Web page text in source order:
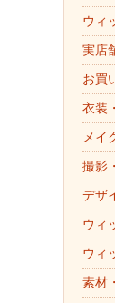
ウィ
実店
お買
衣装
メイ
撮影
デザ
ウィ
ウィ
素材